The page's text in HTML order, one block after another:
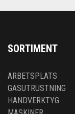
SORTIMENT
ARBETSPLATS
GASUTRUSTNING
HANDVERKTYG